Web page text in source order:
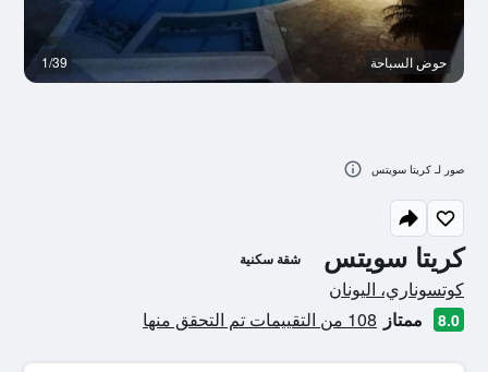
كريتا سويتس شقة سكنية
تقييم فئة 0
كوتسوناري، اليونان
8.0 ممتاز 108 من التقييمات تم التحقق منها
حوض السباحة 1/39
صور لـ كريتا سويتس